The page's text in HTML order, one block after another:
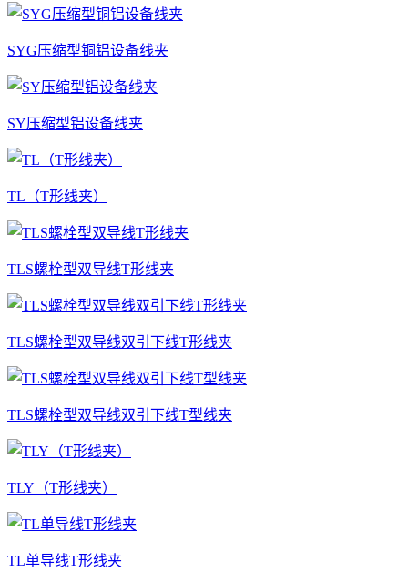
SYG压缩型铜铝设备线夹
SY压缩型铝设备线夹
TL（T形线夹）
TLS螺栓型双导线T形线夹
TLS螺栓型双导线双引下线T形线夹
TLS螺栓型双导线双引下线T型线夹
TLY（T形线夹）
TL单导线T形线夹